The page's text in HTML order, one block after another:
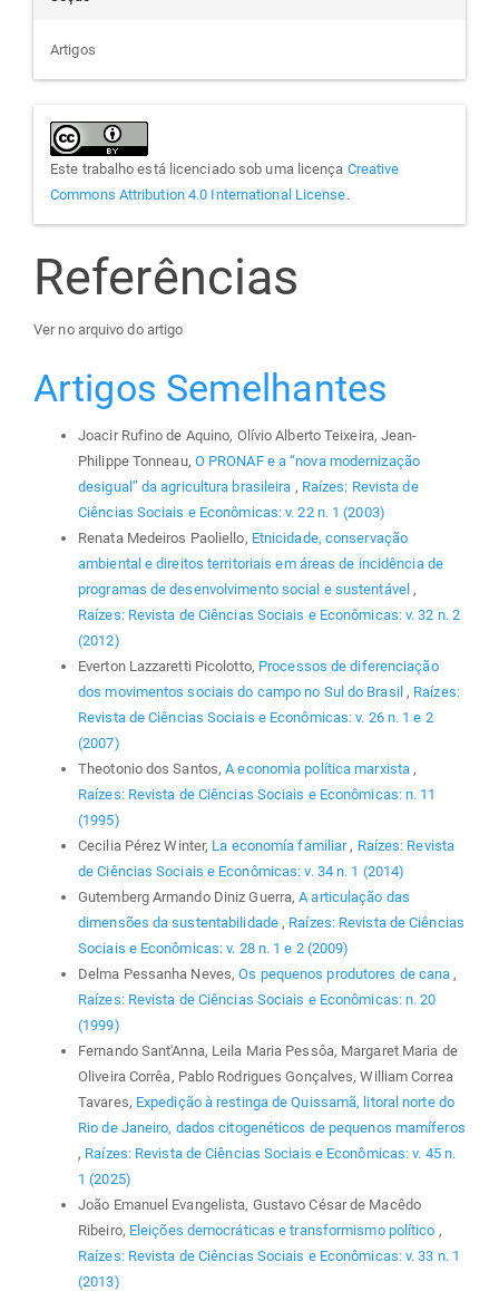
Artigos
Este trabalho está licenciado sob uma licença Creative
Commons Attribution 4.0 International License.
Referências
Ver no arquivo do artigo
Artigos Semelhantes
Joacir Rufino de Aquino, Olívio Alberto Teixeira, Jean-
Philippe Tonneau, O PRONAF e a “nova modernização
desigual” da agricultura brasileira , Raízes: Revista de
Ciências Sociais e Econômicas: v. 22 n. 1 (2003)
Renata Medeiros Paoliello, Etnicidade, conservação
ambiental e direitos territoriais em áreas de incidência de
programas de desenvolvimento social e sustentável ,
Raízes: Revista de Ciências Sociais e Econômicas: v. 32 n. 2
(2012)
Everton Lazzaretti Picolotto, Processos de diferenciação
dos movimentos sociais do campo no Sul do Brasil , Raízes:
Revista de Ciências Sociais e Econômicas: v. 26 n. 1 e 2
(2007)
Theotonio dos Santos,A economia política marxista ,
Raízes: Revista de Ciências Sociais e Econômicas: n. 11
(1995)
Cecilia Pérez Winter, La economía familiar , Raízes: Revista
de Ciências Sociais e Econômicas: v. 34 n. 1 (2014)
Gutemberg Armando Diniz Guerra,A articulação das
dimensões da sustentabilidade , Raízes: Revista de Ciências
Sociais e Econômicas: v. 28 n. 1 e 2 (2009)
Delma Pessanha Neves,Os pequenos produtores de cana ,
Raízes: Revista de Ciências Sociais e Econômicas: n. 20
(1999)
Fernando Sant'Anna, Leila Maria Pessôa, Margaret Maria de
Oliveira Corrêa, Pablo Rodrigues Gonçalves, William Correa
Tavares, Expedição à restinga de Quissamã, litoral norte do
Rio de Janeiro, dados citogenéticos de pequenos mamíferos
, Raízes: Revista de Ciências Sociais e Econômicas: v. 45 n.
1 (2025)
João Emanuel Evangelista, Gustavo César de Macêdo
Ribeiro, Eleições democráticas e transformismo político ,
Raízes: Revista de Ciências Sociais e Econômicas: v. 33 n. 1
(2013)